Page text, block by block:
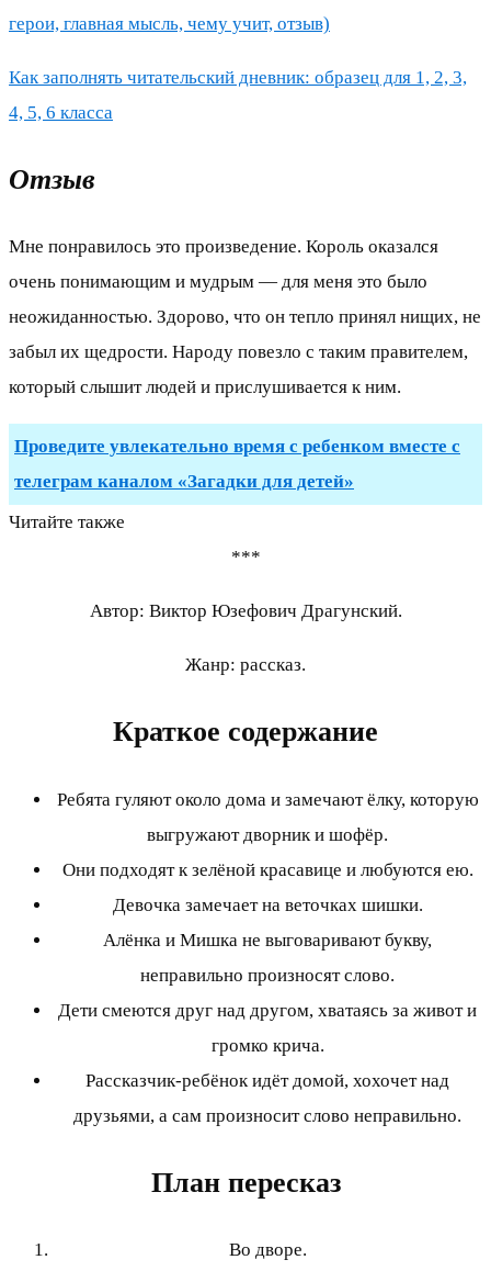
герои, главная мысль, чему учит, отзыв)
Как заполнять читательский дневник: образец для 1, 2, 3,
4, 5, 6 класса
Отзыв
Мне понравилось это произведение. Король оказался
очень понимающим и мудрым — для меня это было
неожиданностью. Здорово, что он тепло принял нищих, не
забыл их щедрости. Народу повезло с таким правителем,
который слышит людей и прислушивается к ним.
Проведите увлекательно время с ребенком вместе с
телеграм каналом «Загадки для детей»
Читайте также
***
Автор: Виктор Юзефович Драгунский.
Жанр: рассказ.
Краткое содержание
Ребята гуляют около дома и замечают ёлку, которую
выгружают дворник и шофёр.
Они подходят к зелёной красавице и любуются ею.
Девочка замечает на веточках шишки.
Алёнка и Мишка не выговаривают букву,
неправильно произносят слово.
Дети смеются друг над другом, хватаясь за живот и
громко крича.
Рассказчик-ребёнок идёт домой, хохочет над
друзьями, а сам произносит слово неправильно.
План пересказ
Во дворе.